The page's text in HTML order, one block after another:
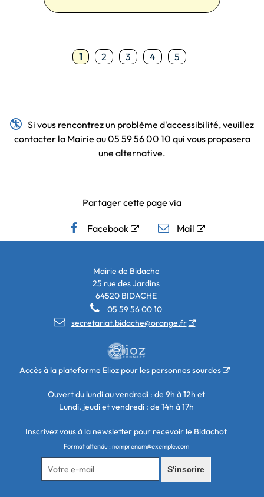
1 2 3 4 5
 Si vous rencontrez un problème d'accessibilité, veuillez
contacter la Mairie au 05 59 56 00 10 qui vous proposera
une alternative.
Partager cette page via
Facebook Mail
Mairie de Bidache
25 rue des Jardins
64520 BIDACHE
 05 59 56 00 10
 secretariat.bidache@orange.fr
Accès à la plateforme Elioz pour les personnes sourdes
Ouvert du lundi au vendredi : de 9h à 12h et
Lundi, jeudi et vendredi : de 14h à 17h
Inscrivez vous à la newsletter pour recevoir le Bidachot
Format attendu : nomprenom@exemple.com
S'inscrire